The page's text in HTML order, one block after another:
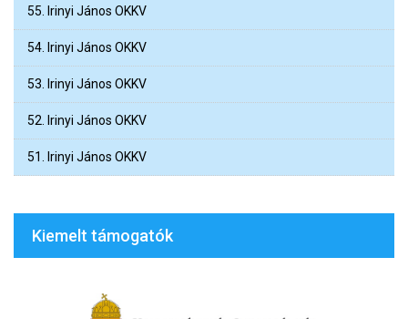
55. Irinyi János OKKV
54. Irinyi János OKKV
53. Irinyi János OKKV
52. Irinyi János OKKV
51. Irinyi János OKKV
Kiemelt támogatók